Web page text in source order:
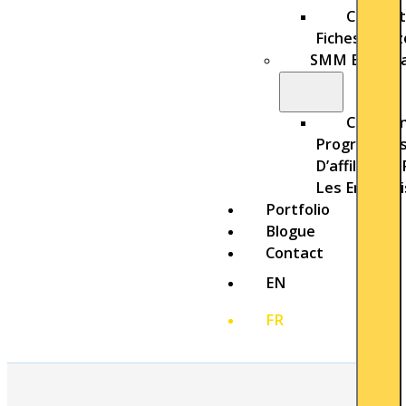
Fiches
SMM Et
D’affiliation
Les
Portfolio
Blogue
Contact
EN
FR